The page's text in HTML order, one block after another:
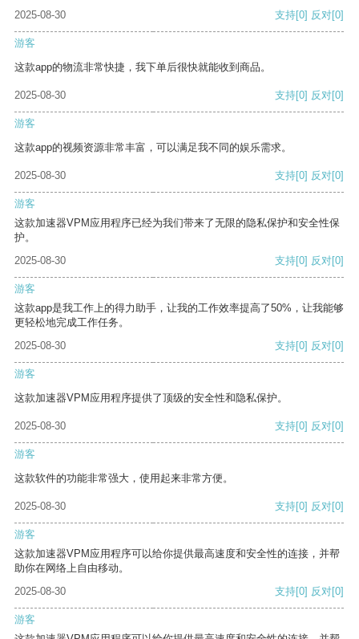
2025-08-30 支持[0] 反对[0]
游客
这款app的物流非常快捷，我下单后很快就能收到商品。
2025-08-30 支持[0] 反对[0]
游客
这款app的视频资源非常丰富，可以满足我不同的娱乐需求。
2025-08-30 支持[0] 反对[0]
游客
这款加速器VPM应用程序已经为我们带来了无限的隐私保护和安全性保
护。
2025-08-30
支持[0] 反对[0]
游客
这款app是我工作上的得力助手，让我的工作效率提高了50%，让我能够
更轻松地完成工作任务。
2025-08-30
支持[0] 反对[0]
游客
这款加速器VPM应用程序提供了顶级的安全性和隐私保护。
2025-08-30 支持[0] 反对[0]
游客
这款软件的功能非常强大，使用起来非常方便。
2025-08-30 支持[0] 反对[0]
游客
这款加速器VPM应用程序可以给你提供最高速度和安全性的连接，并帮
助你在网络上自由移动。
2025-08-30
支持[0] 反对[0]
游客